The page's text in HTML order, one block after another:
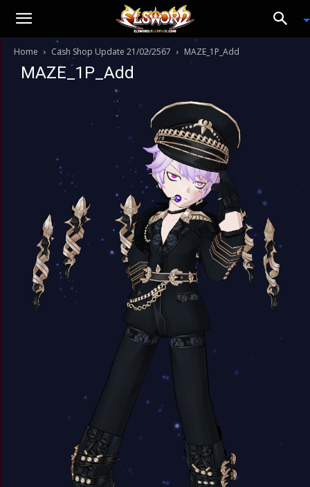
Home Cash Shop Update 21/02/2567 MAZE_1P_Add
MAZE_1P_Add